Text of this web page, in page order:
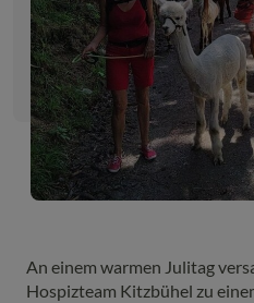
An einem warmen Julitag
Hospizteam Kitzbühel zu